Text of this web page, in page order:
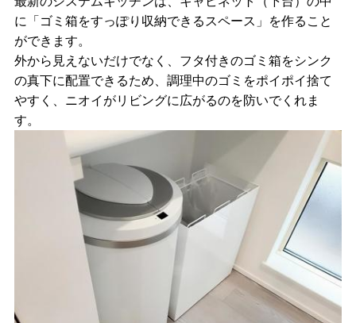
に「ゴミ箱をすっぽり収納できるスペース」を作ること
ができます。
外から見えないだけでなく、フタ付きのゴミ箱をシンク
の真下に配置できるため、調理中のゴミをポイポイ捨て
やすく、ニオイがリビングに広がるのを防いでくれま
す。